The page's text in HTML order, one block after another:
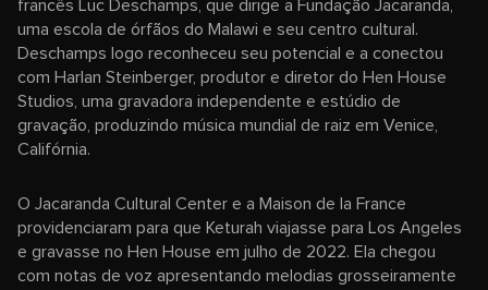
francês Luc Deschamps, que dirige a Fundação Jacaranda,
uma escola de órfãos do Malawi e seu centro cultural.
Deschamps logo reconheceu seu potencial e a conectou
com Harlan Steinberger, produtor e diretor do Hen House
Studios, uma gravadora independente e estúdio de
gravação, produzindo música mundial de raiz em Venice,
Califórnia.
O Jacaranda Cultural Center e a Maison de la France
providenciaram para que Keturah viajasse para Los Angeles
e gravasse no Hen House em julho de 2022. Ela chegou
com notas de voz apresentando melodias grosseiramente